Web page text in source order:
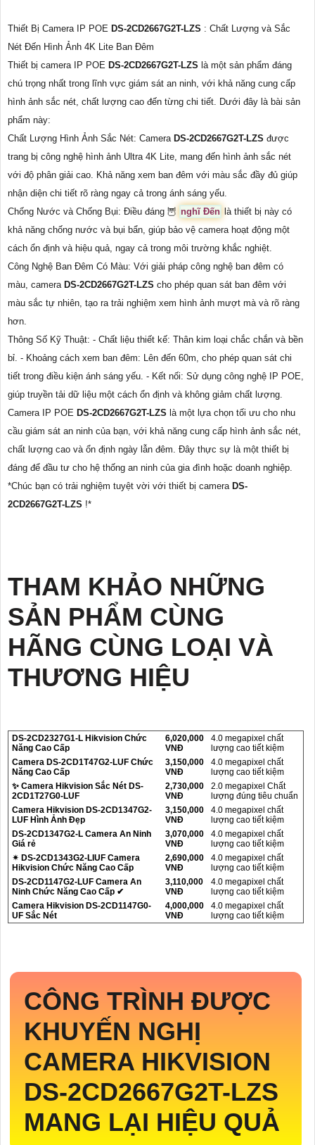
Thiết Bị Camera IP POE DS-2CD2667G2T-LZS : Chất Lượng và Sắc
Nét Đến Hình Ảnh 4K Lite Ban Đêm
Thiết bị camera IP POE DS-2CD2667G2T-LZS là một sản phẩm đáng
chú trọng nhất trong lĩnh vực giám sát an ninh, với khả năng cung cấp
hình ảnh sắc nét, chất lượng cao đến từng chi tiết. Dưới đây là bài sản
phẩm này:
Chất Lượng Hình Ảnh Sắc Nét: Camera DS-2CD2667G2T-LZS được
trang bị công nghệ hình ảnh Ultra 4K Lite, mang đến hình ảnh sắc nét
với độ phân giải cao. Khả năng xem ban đêm với màu sắc đầy đủ giúp
nhận diện chi tiết rõ ràng ngay cả trong ánh sáng yếu.
Chống Nước và Chống Bụi: Điều đáng 🦉 nghĩ Đến là thiết bị này có
khả năng chống nước và bụi bẩn, giúp bảo vệ camera hoạt động một
cách ổn định và hiệu quả, ngay cả trong môi trường khắc nghiệt.
Công Nghệ Ban Đêm Có Màu: Với giải pháp công nghệ ban đêm có
màu, camera DS-2CD2667G2T-LZS cho phép quan sát ban đêm với
màu sắc tự nhiên, tạo ra trải nghiệm xem hình ảnh mượt mà và rõ ràng
hơn.
Thông Số Kỹ Thuật: - Chất liệu thiết kế: Thân kim loại chắc chắn và bền
bỉ. - Khoảng cách xem ban đêm: Lên đến 60m, cho phép quan sát chi
tiết trong điều kiện ánh sáng yếu. - Kết nối: Sử dụng công nghệ IP POE,
giúp truyền tải dữ liệu một cách ổn định và không giảm chất lượng.
Camera IP POE DS-2CD2667G2T-LZS là một lựa chọn tối ưu cho nhu
cầu giám sát an ninh của bạn, với khả năng cung cấp hình ảnh sắc nét,
chất lượng cao và ổn định ngày lẫn đêm. Đây thực sự là một thiết bị
đáng để đầu tư cho hệ thống an ninh của gia đình hoặc doanh nghiệp.
*Chúc bạn có trải nghiệm tuyệt vời với thiết bị camera DS-
2CD2667G2T-LZS !*
THAM KHẢO NHỮNG
SẢN PHẨM CÙNG
HÃNG CÙNG LOẠI VÀ
THƯƠNG HIỆU
DS-2CD2327G1-L Hikvision Chức
Năng Cao Cấp
6,020,000
VNĐ
4.0 megapixel chất
lượng cao tiết kiệm
Camera DS-2CD1T47G2-LUF Chức
Năng Cao Cấp
3,150,000
VNĐ
4.0 megapixel chất
lượng cao tiết kiệm
✨ Camera Hikvision Sắc Nét DS-
2CD1T27G0-LUF
2,730,000
VNĐ
2.0 megapixel Chất
lượng đúng tiêu chuẩn
Camera Hikvision DS-2CD1347G2-
LUF Hình Ảnh Đẹp
3,150,000
VNĐ
4.0 megapixel chất
lượng cao tiết kiệm
DS-2CD1347G2-L Camera An Ninh
Giá rẻ
3,070,000
VNĐ
4.0 megapixel chất
lượng cao tiết kiệm
✴ DS-2CD1343G2-LIUF Camera
Hikvision Chức Năng Cao Cấp
2,690,000
VNĐ
4.0 megapixel chất
lượng cao tiết kiệm
DS-2CD1147G2-LUF Camera An
Ninh Chức Năng Cao Cấp ✔
3,110,000
VNĐ
4.0 megapixel chất
lượng cao tiết kiệm
Camera Hikvision DS-2CD1147G0-
UF Sắc Nét
4,000,000
VNĐ
4.0 megapixel chất
lượng cao tiết kiệm
CÔNG TRÌNH ĐƯỢC
KHUYẾN NGHỊ
CAMERA HIKVISION
DS-2CD2667G2T-LZS
MANG LẠI HIỆU QUẢ